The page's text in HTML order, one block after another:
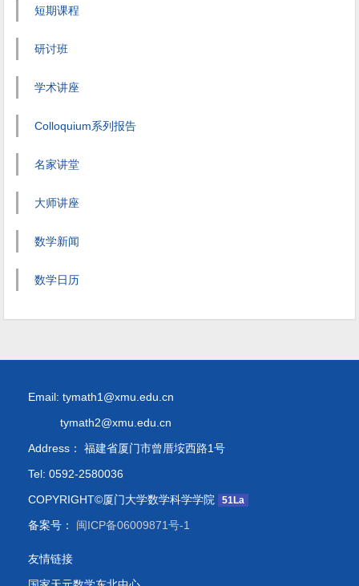
短期课程
研讨班
学术讲座
Colloquium系列报告
名家讲堂
大师讲座
数学新闻
数学日历
Email: tymath1@xmu.edu.cn
tymath2@xmu.edu.cn
Address： 福建省厦门市曾厝垵西路1号
Tel: 0592-2580036
COPYRIGHT©厦门大学数学科学学院
51La
备案号： 闽ICP备06009871号-1
友情链接